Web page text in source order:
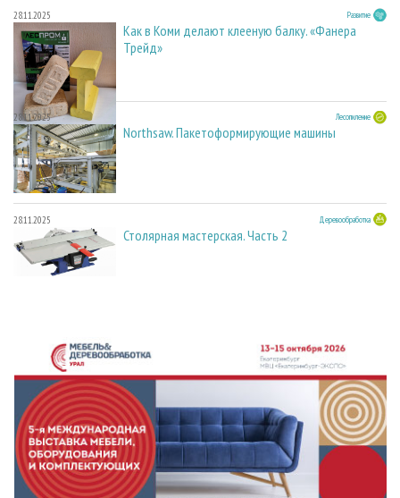
28.11.2025 Развитие
Как в Коми делают клееную балку. «Фанера
Трейд»
28.11.2025 Лесопиление
Northsaw. Пакетоформирующие машины
28.11.2025 Деревообработка
Столярная мастерская. Часть 2